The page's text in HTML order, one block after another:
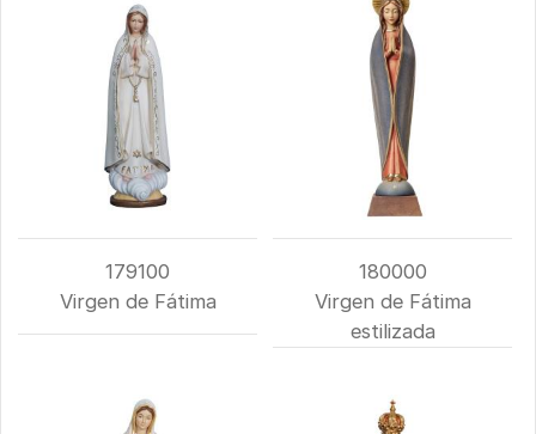
179100
Virgen de Fátima
180000
Virgen de Fátima
estilizada